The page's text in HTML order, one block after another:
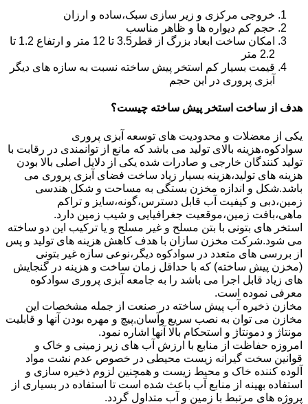
خروجی مرکزی و زیر سازی سبک،ساده و ارزان
حجم کم دیواره ها و ظاهر مناسب
امکان ساخت ابعاد بزرگ از قطر3.5 تا 12 متر و ارتفاع 1.2 تا
2.2 متر
قیمت بسیار کم استخر پیش ساخته نسبت به سازه های دیگر
آبزی پروری در این حجم
هدف از ساخت استخر پیش ساخته چیست؟
یکی از معضلات و محدودیت های توسعه آبزی پروری
سوادکوه،هزینه بالای تولید می باشد که مانع از توانمندی در رقابت با
تولید کنندگان خارجی و صادرات شده یکی از دلایل اصلی بالا بودن
هزینه های تولید،هزینه بسیار زیاد ساخت فضای آبزی پروری می
باشد.شکل و اندازه مخزن بستگی به مساحت و شکل هندسی
زمین،دبی و کیفیت آب قابل دسترس،گونه،سایز و تراکم
ماهی،بافت زمین،موقعیت جغرافیایی و شیب زمین دارد.
استخر های بتونی با بتن مسلح و غیر مسلح و یا ترکیب این دو ساخته
می شود.شرکت مخزن سازان با هدف کاهش هزینه های تولید و پس
از بررسی های متعدد در سوادکوه دیگر،نوعی سازه غیر بتونی
(مخزن پیش ساخته) که با حداقل زمان ساخت و هزینه در گنجایش
های زیاد قابل اجرا می باشد را به جامعه آبزی پروری سوادکوه
معرفی نموده است.
مخازن ذخیره آب پیش ساخته در صنعت از جمله مشخصات این
مخازن می توان به نصب سریع وآسان,پیچ و مهره بودن آنها و قابلیت
مونتاژ و دمونتاژ و استحکام بالا آنها اشاره نمود.
امروزه حفاظت از منابع با ارزش آب های زیر زمینی و خاک و
قوانین سخت گیرانه زیست محیطی در خصوص عدم نشت مواد
آلوده کننده خاک و محیط زیست و همچنین لزوم ذخیره سازی و
استفاده بهینه از منابع آب باعث شده است تا استفاده در بسیاری از
پروژه های مرتبط با زمین و آب متداول گردد.